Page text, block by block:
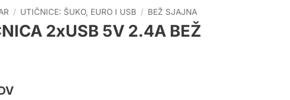
/ UTIČNICE: ŠUKO, EURO I USB / BEŽ SJAJNA
2xUSB 5V 2.4A BEŽ